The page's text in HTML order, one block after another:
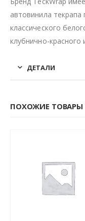
автовинила
классического
клубнично-красного
ДЕТАЛИ
ПОХОЖИЕ ТОВАРЫ